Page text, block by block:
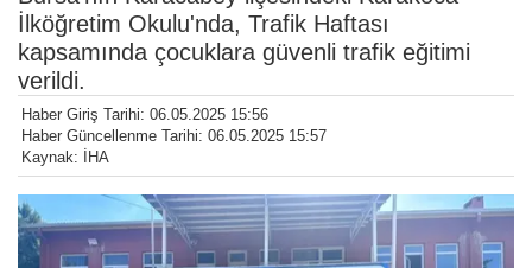
İlköğretim Okulu'nda, Trafik Haftası
kapsamında çocuklara güvenli trafik eğitimi
verildi.
Haber Giriş Tarihi: 06.05.2025 15:56
Haber Güncellenme Tarihi: 06.05.2025 15:57
Kaynak: İHA